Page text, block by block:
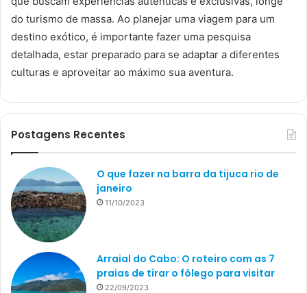
do turismo de massa. Ao planejar uma viagem para um
destino exótico, é importante fazer uma pesquisa
detalhada, estar preparado para se adaptar a diferentes
culturas e aproveitar ao máximo sua aventura.
Postagens Recentes
O que fazer na barra da tijuca rio de
janeiro
11/10/2023
Arraial do Cabo: O roteiro com as 7
praias de tirar o fôlego para visitar
22/09/2023